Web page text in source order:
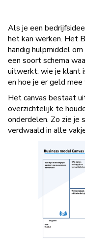
Als je een
het kan werken. Het
handig hulpmiddel
een soort schema
uitwerkt: wie je klant
en hoe je er geld mee
Het canvas bestaat
overzichtelijk te
onderdelen. Zo zie je
verdwaald in alle